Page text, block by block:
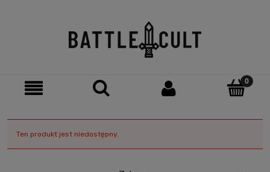
Ten produkt jest niedostępny.